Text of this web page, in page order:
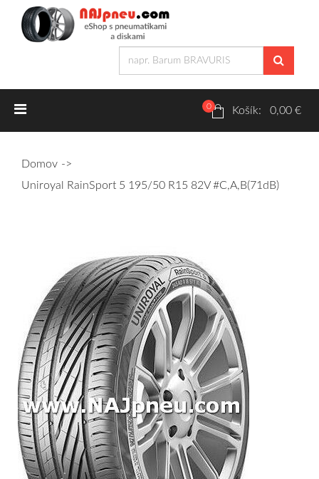
Letné pneumatiky
Osobné/crossover + malé úžitkové
SUV/crossover + OFFRoad-ové
Dodávkové + malé úžitkové
Celoročné pneumatiky
Osobné/crossover + malé úžitkové
SUV/crossover + OFFRoad-ové
Dodávkové + malé úžitkové
0 Košík: 0,00 €
Domov
Uniroyal RainSport 5 195/50 R15 82V #C,A,B(71dB)